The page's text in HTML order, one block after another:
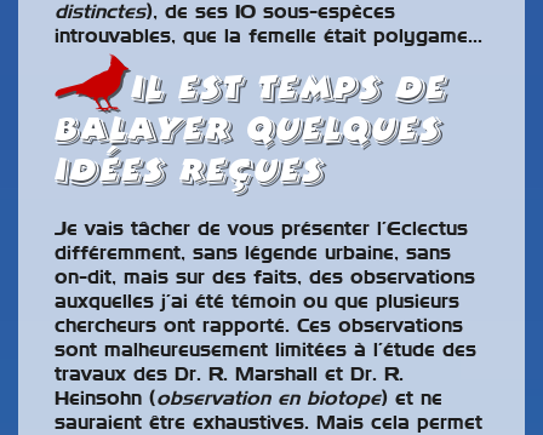
distinctes), de ses 10 sous-espèces
introuvables, que la femelle était polygame…
Il est temps de
balayer quelques
idées reçues
Je vais tâcher de vous présenter l’Eclectus
différemment, sans légende urbaine, sans
on-dit, mais sur des faits, des observations
auxquelles j’ai été témoin ou que plusieurs
chercheurs ont rapporté. Ces observations
sont malheureusement limitées à l’étude des
travaux des Dr. R. Marshall et Dr. R.
Heinsohn (observation en biotope) et ne
sauraient être exhaustives. Mais cela permet